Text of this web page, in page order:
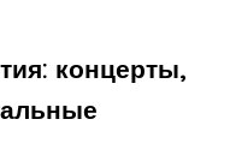
концерты,